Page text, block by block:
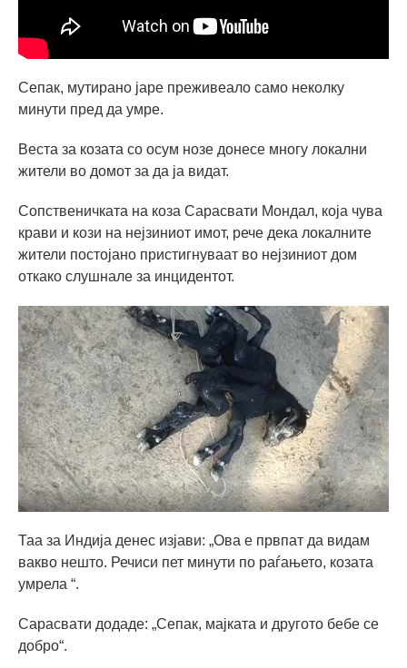
Сепак, мутирано јаре преживеало само неколку
минути пред да умре.
Веста за козата со осум нозе донесе многу локални
жители во домот за да ја видат.
Сопственичката на коза Сарасвати Мондал, која чува
крави и кози на нејзиниот имот, рече дека локалните
жители постојано пристигнуваат во нејзиниот дом
откако слушнале за инцидентот.
Таа за Индија денес изјави: „Ова е првпат да видам
вакво нешто. Речиси пет минути по раѓањето, козата
умрела “.
Сарасвати додаде: „Сепак, мајката и другото бебе се
добро“.